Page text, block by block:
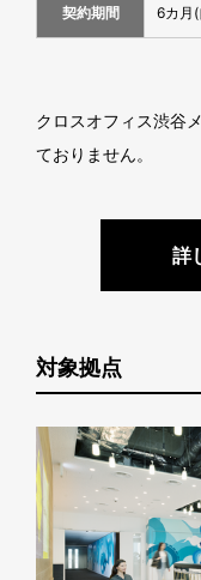
契約期間 6カ月
クロスオフィス渋谷
ておりません。
詳
対象拠点